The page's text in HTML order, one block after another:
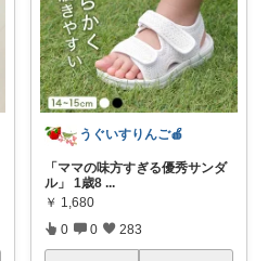
うぐいすりんご🍎
「ママの味方すぎる優秀サンダ
ル」 1歳8 ...
￥ 1,680
0 0 283